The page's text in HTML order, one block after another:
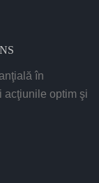
în
acţiunile optim şi